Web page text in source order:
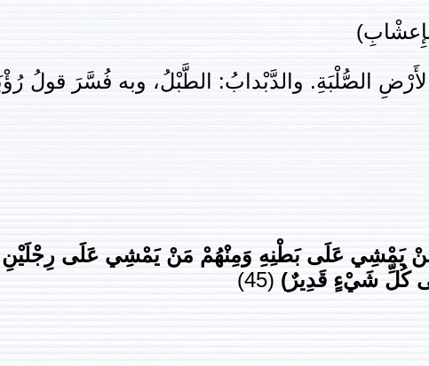
الصُّلْبَةِ. والدَّبْدابُ: الطَّبْلُ، وبه فُسَّرَ قولُ
مَنْ يَمْشِي عَلَى بَطْنِهِ وَمِنْهُمْ مَنْ يَمْشِي عَلَى رِجْلَيْنِ
كُلِّ شَيْءٍ قَدِيرٌ) (45)